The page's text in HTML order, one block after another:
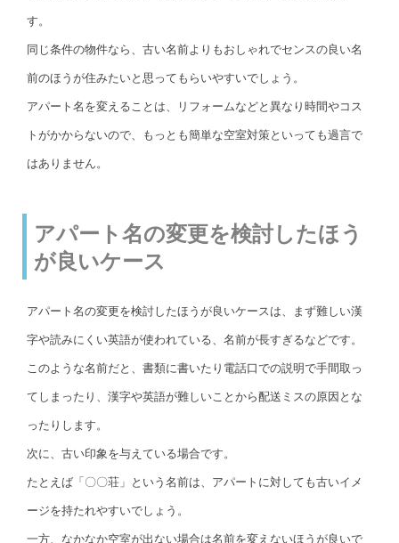
す。
同じ条件の物件なら、古い名前よりもおしゃれでセンスの良い名
前のほうが住みたいと思ってもらいやすいでしょう。
アパート名を変えることは、リフォームなどと異なり時間やコス
トがかからないので、もっとも簡単な空室対策といっても過言で
はありません。
アパート名の変更を検討したほう
が良いケース
アパート名の変更を検討したほうが良いケースは、まず難しい漢
字や読みにくい英語が使われている、名前が長すぎるなどです。
このような名前だと、書類に書いたり電話口での説明で手間取っ
てしまったり、漢字や英語が難しいことから配送ミスの原因とな
ったりします。
次に、古い印象を与えている場合です。
たとえば「〇〇荘」という名前は、アパートに対しても古いイメ
ージを持たれやすいでしょう。
一方、なかなか空室が出ない場合は名前を変えないほうが良いで